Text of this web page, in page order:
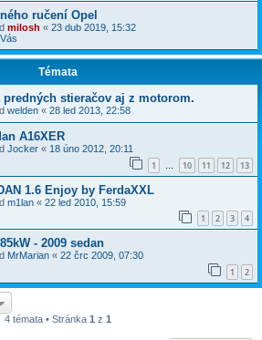
ručení Opel
milosh « 23 dub 2019, 15:32
Témata
predných stieračov aj z motorom.
welden « 28 led 2013, 22:58
A16XER
Jocker « 18 úno 2012, 20:11
1 … 10 11 12 13
1.6 Enjoy by FerdaXXL
m1lan « 22 led 2010, 15:59
1 2 3 4
- 2009 sedan
MrMarian « 22 črc 2009, 07:30
1 2
4 témata • Stránka 1 z 1